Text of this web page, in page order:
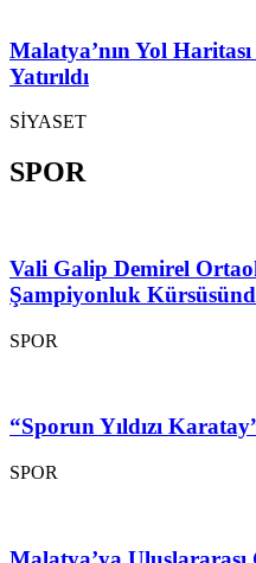
Malatya’nın Yol
Yatırıldı
SİYASET
SPOR
Vali Galip Demirel
Şampiyonluk
SPOR
“Sporun Yıldızı
SPOR